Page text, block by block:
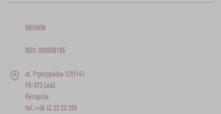
BROWIN
BDO: 000008185
ul. Pryncypalna 129/141
93-373 Łódź
Recepcia:
tel.:+48 42 23 23 200